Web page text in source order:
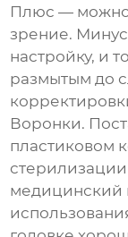
Плюс — можно
зрение.
настройку, и
размытым до
Воронки.
пластиковом
медицинский